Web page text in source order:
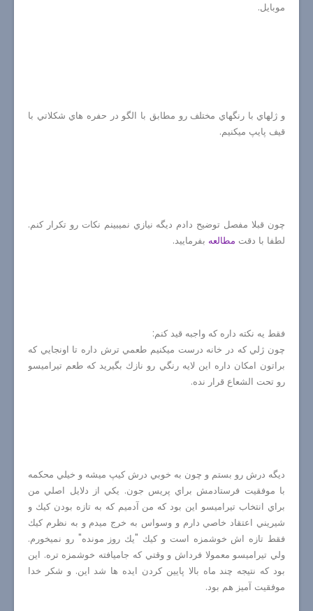
موبايل.
و ژلهاي با رنگهاي مختلف رو مطابق با الگو در حفره هاي شكلاتي با
قيف پايپ ميكنيم.
چون قبلا مفصل توضيح دادم ديگه نيازي نميبينم نكات رو تكرار كنم.
لطفا با دقت مطالعه بفرماييد.
فقط يه نكته داره كه واجبه قيد كنم:
چون ژلي كه در خانه درست ميكنيم طعمي ترش داره تا اونجايي كه
براتون امكان داره اين لايه رنگي رو نازك بگيريد كه طعم تيراميسو
رو تحت الشعاع قرار نده.
ديگه درش رو بستم و چون به خوبي درش كيپ ميشه و خيلي محكمه
با موفقيت فرستادمش براي پريس جون. يكي از دلايل اصلي من
براي انتخاب تيراميسو اين بود كه من آدميم كه به تازه بودن كيك و
شيريني اعتقاد خاصي دارم و وسواس به خرج ميدم و به نظرم كيك
فقط تازه اش خوشمزه است و كيك "يك روز مونده" رو نميخورم.
ولي تيراميسو معمولا فرداش و وقتي كه جاميافته خوشمزه تره. اين
بود كه نتيجه چند ماه بالا پايين كردن ايده ها شد اين. و شكر خدا
موفقيت آميز هم بود.